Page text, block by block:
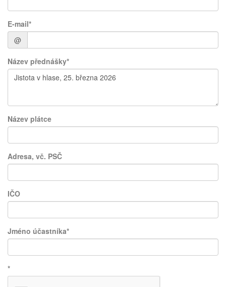
E-mail*
@
Název přednášky*
Název plátce
Adresa, vč. PSČ
IČO
Jméno účastníka*
*